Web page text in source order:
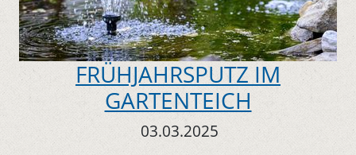
FRÜHJAHRSPUTZ IM
GARTENTEICH
03.03.2025